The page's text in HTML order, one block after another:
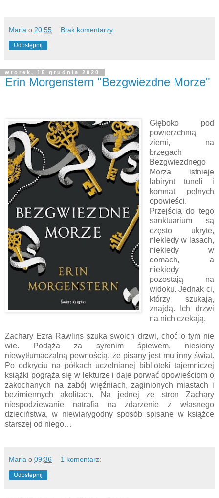
Maria o 20:55 Brak komentarzy:
Udostępnij
wtorek, 15 grudnia 2020
Erin Morgenstern "Bezgwiezdne Morze"
Głęboko pod
powierzchnią
ziemi, na
brzegach
Bezgwiezdnego
Morza istnieje
labirynt tuneli i
komnat pełnych
opowieści.
Przejścia do tego
sanktuarium są
często ukryte,
niekiedy w lasach,
niekiedy w
domach, a
niekiedy
pozostają na
widoku. Jednak ci,
którzy szukają,
znajdą. Ich drzwi
na nich czekają.
Zachary Ezra Rawlins szuka swoich drzwi, choć o tym nie
wie. Podąża za syrenim śpiewem, niesiony
niewytłumaczalną pewnością, że pisany jest mu inny świat.
Po odkryciu na półkach uczelnianej biblioteki tajemniczej
książki pogrąża się w lekturze i daje porwać opowieściom o
zakochanych na zabój więźniach, zaginionych miastach i
bezimiennych akolitach. Na jednej ze stron Zachary
niespodziewanie natrafia na zdarzenie z własnego
dzieciństwa, w niewiarygodny sposób spisane w książce
starszej od niego…
Maria o 09:36 1 komentarz:
Udostępnij